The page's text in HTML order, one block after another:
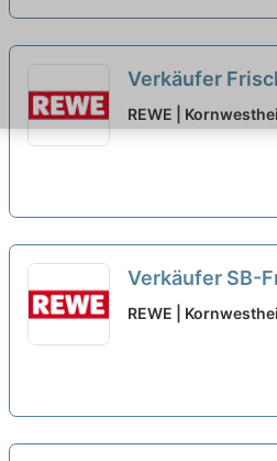
Verkäufer
neu
REWE |
Verkäufer SB-
Backwaren (m/
REWE |